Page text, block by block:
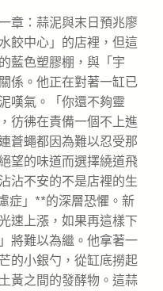
章：蒜泥與末日預兆廖
餃中心」的店裡，但這
藍色塑膠棚，與「宇
係。他正在對著一缸已
嘆氣。「你還不夠靈
彷彿在責備一個不上進
蒼蠅都因為難以忍受那
望的味道而選擇繞道飛
沾不安的不是店裡的生
症」**的深層恐懼。新
速上漲，如果再這樣下
將難以為繼。他拿著一
的小銀勺，從缸底撈起
黃之間的發酵物。這蒜